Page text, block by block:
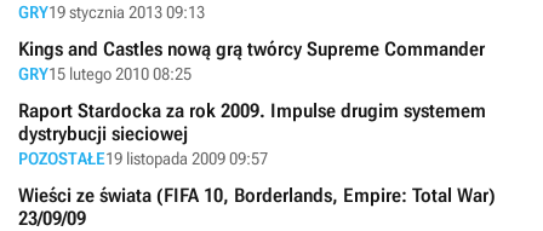
GRY19 stycznia 2013 09:13
Kings and Castles nową grą twórcy Supreme Commander
GRY15 lutego 2010 08:25
Raport Stardocka za rok 2009. Impulse drugim systemem
dystrybucji sieciowej
POZOSTAŁE19 listopada 2009 09:57
Wieści ze świata (FIFA 10, Borderlands, Empire: Total War)
23/09/09